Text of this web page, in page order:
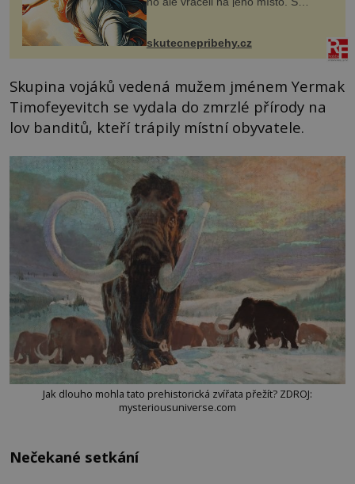
manželem Vaškem jsme si pořídili
chaloupku, takový domek na severu
Čech, kde jsme si naplánova...
skutecnepribehy.cz
Skupina vojáků vedená mužem jménem Yermak
Timofeyevitch se vydala do zmrzlé přírody na
lov banditů, kteří trápily místní obyvatele.
Jak dlouho mohla tato prehistorická zvířata přežít? ZDROJ:
mysteriousuniverse.com
Nečekané setkání